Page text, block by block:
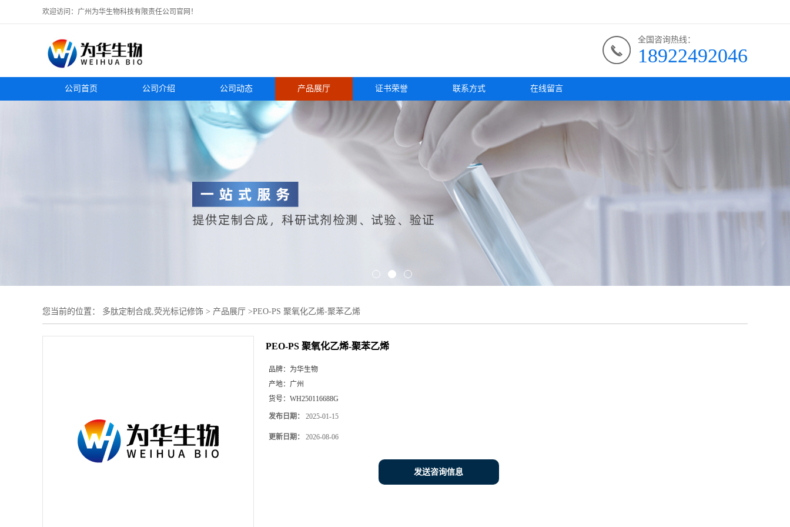
欢迎访问：广州为华生物科技有限责任公司官网！
全国咨询热线：
18922492046
公司首页 公司介绍 公司动态 产品展厅 证书荣誉 联系方式 在线留言
您当前的位置： 多肽定制合成,荧光标记修饰 > 产品展厅 >PEO-PS 聚氧化乙烯-聚苯乙烯
PEO-PS 聚氧化乙烯-聚苯乙烯
品牌： 为华生物
产地： 广州
货号： WH250116688G
发布日期： 2025-01-15
更新日期： 2026-08-06
发送咨询信息